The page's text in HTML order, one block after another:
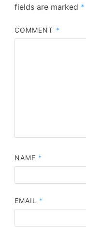
fields are marked *
COMMENT *
NAME *
EMAIL *